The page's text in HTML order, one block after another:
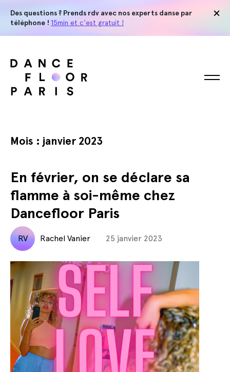
Des questions ? Prends rdv avec nos experts danse par
téléphone ! 15min et c'est gratuit !
Mois : janvier 2023
En février, on se déclare sa
flamme à soi-même chez
Dancefloor Paris
RV Rachel Vanier 25 janvier 2023